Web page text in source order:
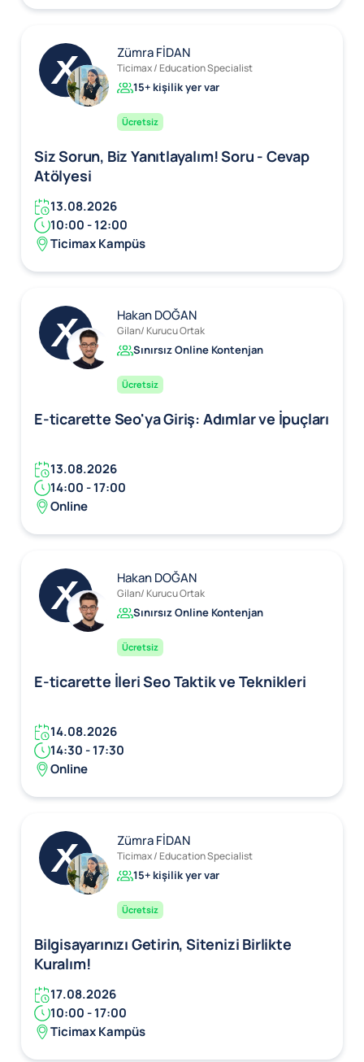
Zümra FİDAN
Ticimax / Education Specialist
15+ kişilik yer var
Ücretsiz
Siz Sorun, Biz Yanıtlayalım! Soru - Cevap
Atölyesi
13.08.2026
10:00 - 12:00
Ticimax Kampüs
Hakan DOĞAN
Gilan/ Kurucu Ortak
Sınırsız Online Kontenjan
Ücretsiz
E-ticarette Seo'ya Giriş: Adımlar ve İpuçları
13.08.2026
14:00 - 17:00
Online
Hakan DOĞAN
Gilan/ Kurucu Ortak
Sınırsız Online Kontenjan
Ücretsiz
E-ticarette İleri Seo Taktik ve Teknikleri
14.08.2026
14:30 - 17:30
Online
Zümra FİDAN
Ticimax / Education Specialist
15+ kişilik yer var
Ücretsiz
Bilgisayarınızı Getirin, Sitenizi Birlikte
Kuralım!
17.08.2026
10:00 - 17:00
Ticimax Kampüs